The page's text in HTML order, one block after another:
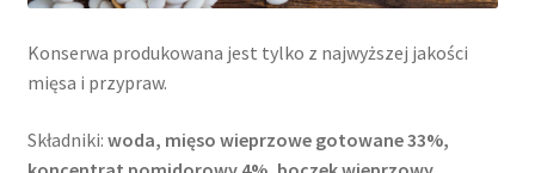
Konserwa produkowana jest tylko z najwyższej jakości
mięsa i przypraw.
Składniki: woda, mięso wieprzowe gotowane 33%,